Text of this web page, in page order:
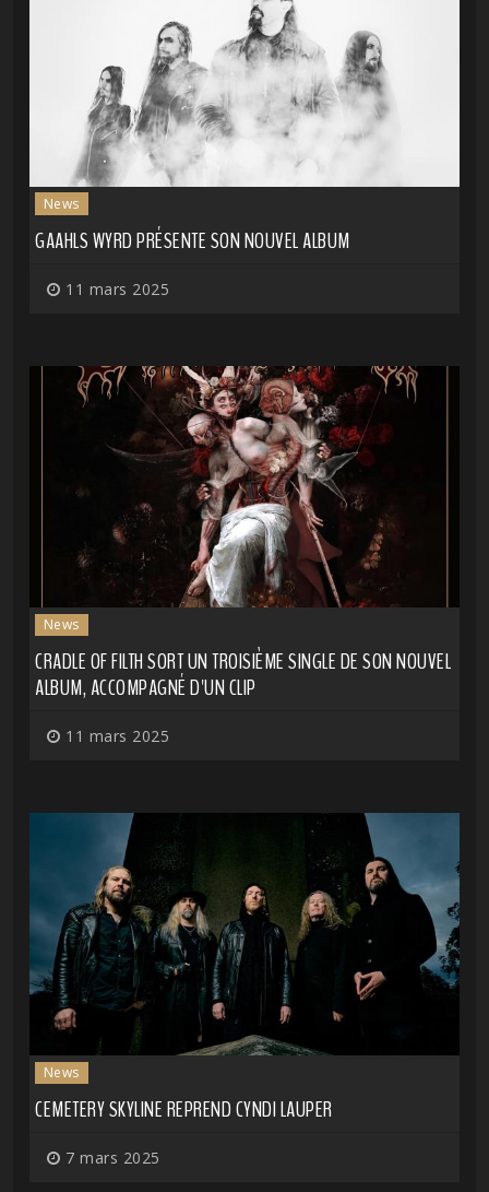
News
GAAHLS WYRD PRÉSENTE SON NOUVEL ALBUM
11 mars 2025
News
CRADLE OF FILTH SORT UN TROISIÈME SINGLE DE SON NOUVEL
ALBUM, ACCOMPAGNÉ D'UN CLIP
11 mars 2025
News
CEMETERY SKYLINE REPREND CYNDI LAUPER
7 mars 2025